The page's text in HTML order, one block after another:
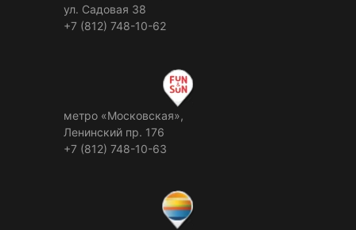
ул. Садовая 38
+7 (812) 748-10-62
метро «Московская»,
Ленинский пр. 176
+7 (812) 748-10-63